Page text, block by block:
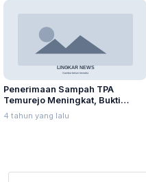
Penerimaan Sampah TPA
Temurejo Meningkat, Bukti
Masyarakat Blora Peduli
Kebersihan
4 tahun yang lalu